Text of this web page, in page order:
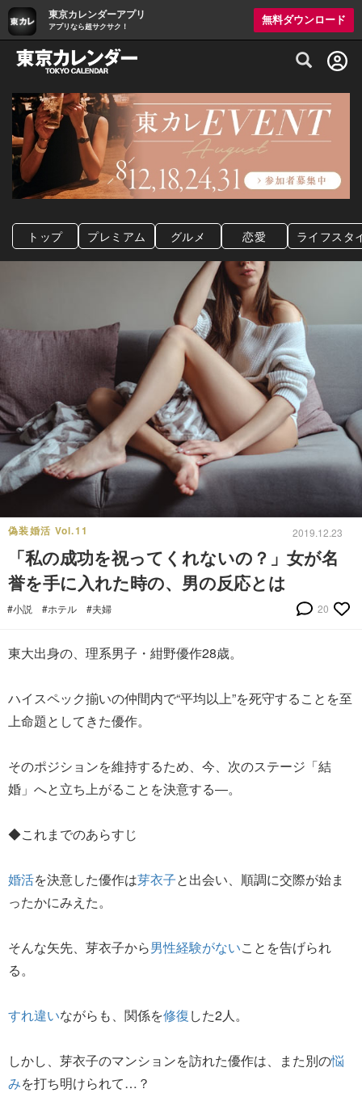
東京カレンダーアプリ
アプリなら超サクサク！
無料ダウンロード
グルメ情報・プレミアムレストラン予約
トップ プレミアム グルメ 恋愛 ライフスタ
偽装婚活 Vol.11 2019.12.23
「私の成功を祝ってくれないの？」女が名
誉を手に入れた時の、男の反応とは
#小説 #ホテル #夫婦 20
東大出身の、理系男子・紺野優作28歳。
ハイスペック揃いの仲間内で“平均以上”を死守することを至
上命題としてきた優作。
そのポジションを維持するため、今、次のステージ「結
婚」へと立ち上がることを決意する―。
◆これまでのあらすじ
婚活を決意した優作は芽衣子と出会い、順調に交際が始ま
ったかにみえた。
そんな矢先、芽衣子から男性経験がないことを告げられ
る。
すれ違いながらも、関係を修復した2人。
しかし、芽衣子のマンションを訪れた優作は、また別の悩
みを打ち明けられて…？